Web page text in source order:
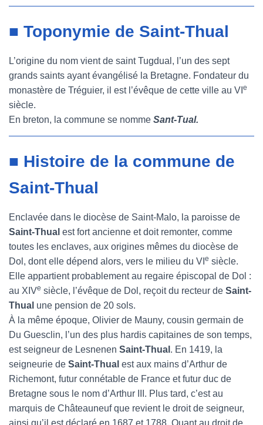
■ Toponymie de Saint-Thual
L’origine du nom vient de saint Tugdual, l’un des sept
grands saints ayant évangélisé la Bretagne. Fondateur du
monastère de Tréguier, il est l’évêque de cette ville au VI e
siècle.
En breton, la commune se nomme Sant-Tual.
■ Histoire de la commune de
Saint-Thual
Enclavée dans le diocèse de Saint-Malo, la paroisse de
Saint-Thual est fort ancienne et doit remonter, comme
toutes les enclaves, aux origines mêmes du diocèse de
Dol, dont elle dépend alors, vers le milieu du VI e siècle.
Elle appartient probablement au regaire épiscopal de Dol :
au XIVe siècle, l’évêque de Dol, reçoit du recteur de Saint-
Thual une pension de 20 sols.
À la même époque, Olivier de Mauny, cousin germain de
Du Guesclin, l’un des plus hardis capitaines de son temps,
est seigneur de Lesnenen Saint-Thual . En 1419, la
seigneurie de Saint-Thual est aux mains d’Arthur de
Richemont, futur connétable de France et futur duc de
Bretagne sous le nom d’Arthur III. Plus tard, c’est au
marquis de Châteauneuf que revient le droit de seigneur,
ainsi qu’il est déclaré en 1687 et 1788. Quant au droit de